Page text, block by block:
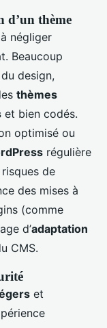
d’un thème
négliger
Beaucoup
design,
thèmes
et bien codés.
optimisé ou
régulière
de
des mises à
(comme
d’adaptation
CMS.
et